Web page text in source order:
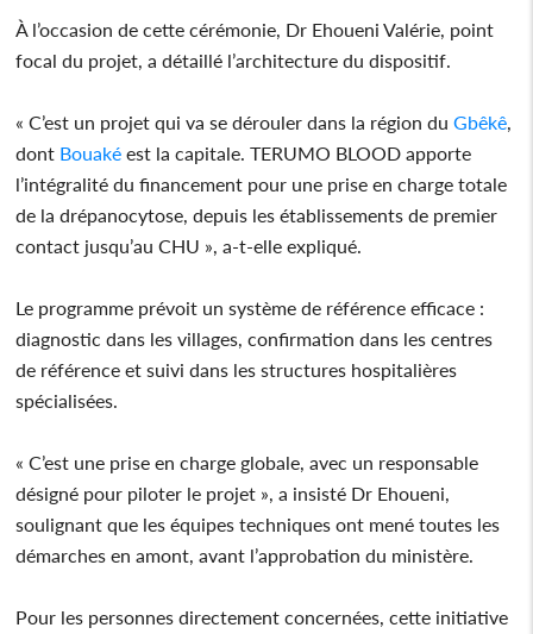
À l’occasion de cette cérémonie, Dr Ehoueni Valérie, point
focal du projet, a détaillé l’architecture du dispositif.
« C’est un projet qui va se dérouler dans la région du Gbêkê,
dont Bouaké est la capitale. TERUMO BLOOD apporte
l’intégralité du financement pour une prise en charge totale
de la drépanocytose, depuis les établissements de premier
contact jusqu’au CHU », a-t-elle expliqué.
Le programme prévoit un système de référence efficace :
diagnostic dans les villages, confirmation dans les centres
de référence et suivi dans les structures hospitalières
spécialisées.
« C’est une prise en charge globale, avec un responsable
désigné pour piloter le projet », a insisté Dr Ehoueni,
soulignant que les équipes techniques ont mené toutes les
démarches en amont, avant l’approbation du ministère.
Pour les personnes directement concernées, cette initiative